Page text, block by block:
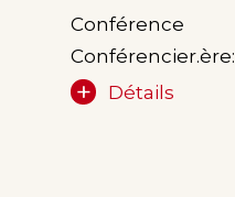
Conférence
Conférencier.ère:
Détails